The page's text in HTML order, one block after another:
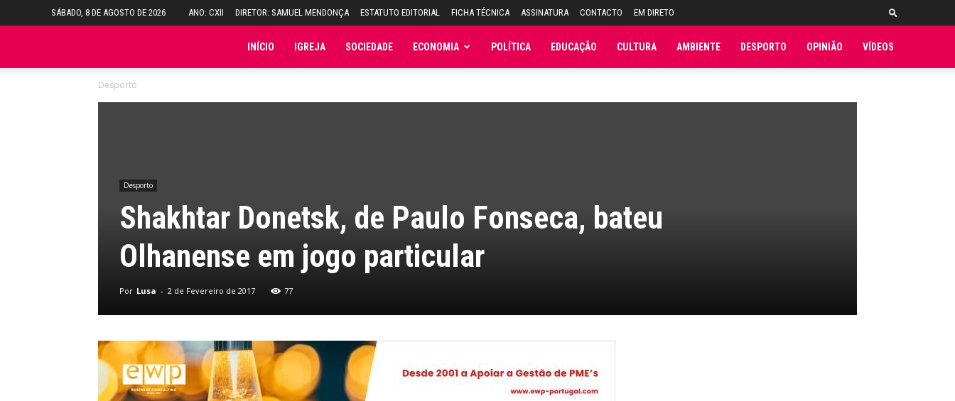
SÁBADO, 8 DE AGOSTO DE 2026 ANO: CXII DIRETOR: SAMUEL MENDONÇA ESTATUTO EDITORIAL FICHA TÉCNICA ASSINATURA CONTACTO EM DIRETO
INÍCIO IGREJA SOCIEDADE ECONOMIA POLÍTICA EDUCAÇÃO CULTURA AMBIENTE DESPORTO OPINIÃO VÍDEOS
Desporto
Desporto
Shakhtar Donetsk, de Paulo Fonseca, bateu
Olhanense em jogo particular
Por Lusa - 2 de Fevereiro de 2017 77